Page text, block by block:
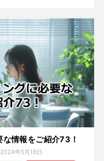
情報をご紹介73！
2024年5月18日